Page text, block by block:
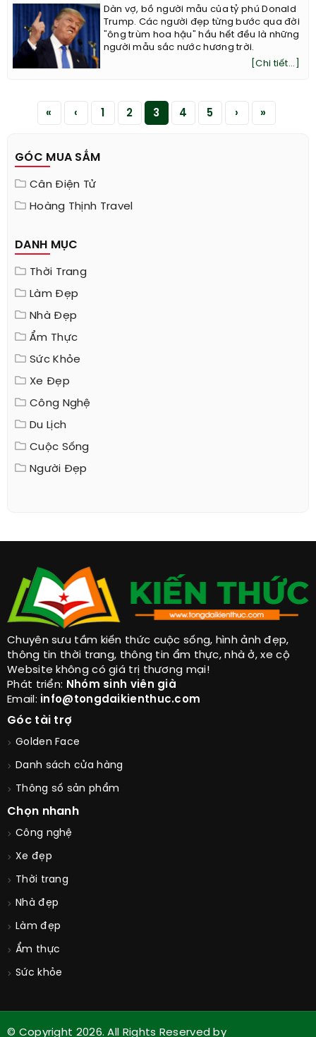
Dàn vợ, bồ người mẫu của tỷ phú Donald
Trump. Các người đẹp từng bước qua đời
"ông trùm hoa hậu" hầu hết đều là những
người mẫu sắc nước hương trời.
[Chi tiết...]
« ‹ 1 2 3 4 5 › »
GÓC MUA SẮM
Cân Điện Tử
Hoàng Thịnh Travel
DANH MỤC
Thời Trang
Làm Đẹp
Nhà Đẹp
Ẩm Thực
Sức Khỏe
Xe Đẹp
Công Nghệ
Du Lịch
Cuộc Sống
Người Đẹp
Chuyên sưu tầm kiến thức cuộc sống, hình ảnh đẹp,
thông tin thời trang, thông tin ẩm thực, nhà ở, xe cộ
Website không có giá trị thương mại!
Phát triển: Nhóm sinh viên già
Email: info@tongdaikienthuc.com
Góc tài trợ
Golden Face
Danh sách cửa hàng
Thông số sản phẩm
Chọn nhanh
Công nghệ
Xe đẹp
Thời trang
Nhà đẹp
Làm đẹp
Ẩm thực
Sức khỏe
© Copyright 2026. All Rights Reserved by